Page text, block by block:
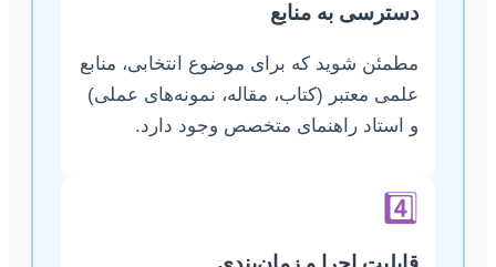
دسترسی به منابع
مطمئن شوید که برای موضوع انتخابی، منابع
علمی معتبر (کتاب، مقاله، نمونه‌های عملی)
و استاد راهنمای متخصص وجود دارد.
4️⃣